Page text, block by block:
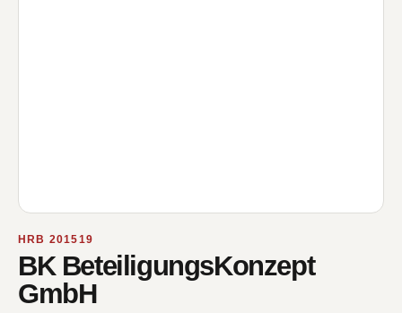
HRB 201519
BK BeteiligungsKonzept
GmbH